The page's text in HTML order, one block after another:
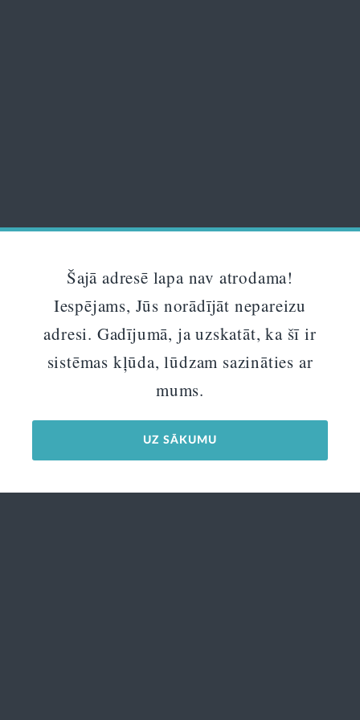
Šajā adresē lapa nav atrodama!
Iespējams, Jūs norādījāt nepareizu
adresi. Gadījumā, ja uzskatāt, ka šī ir
sistēmas kļūda, lūdzam sazināties ar
mums.
UZ SĀKUMU